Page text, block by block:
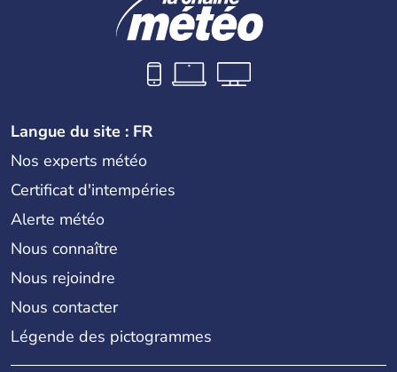
Langue du site : FR
Nos experts météo
Certificat d'intempéries
Alerte météo
Nous connaître
Nous rejoindre
Nous contacter
Légende des pictogrammes